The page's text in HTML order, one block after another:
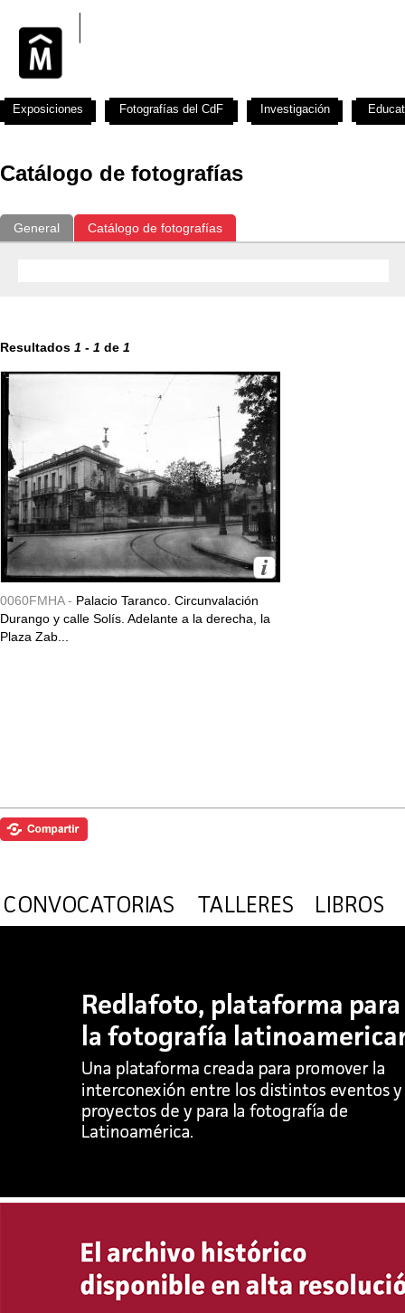
Catálogo de fotografías
General Catálogo de fotografías
Resultados 1 - 1 de 1
0060FMHA - Palacio Taranco. Circunvalación
Durango y calle Solís. Adelante a la derecha, la
Plaza Zab...
Exposiciones Fotografías del CdF Investigación